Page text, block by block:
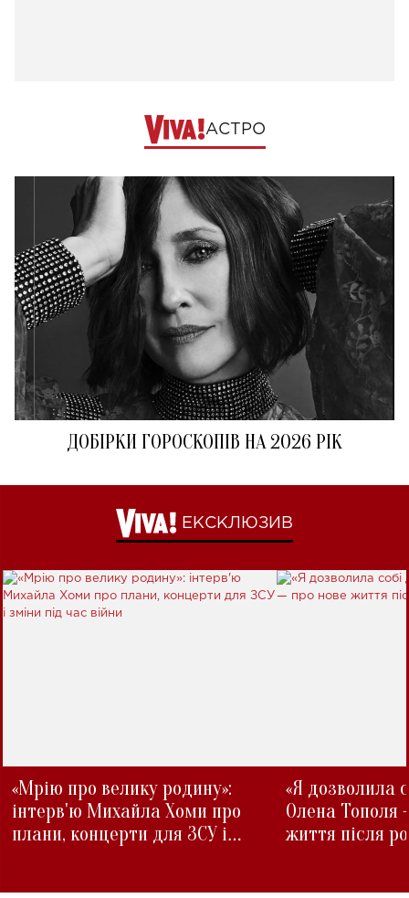
АСТРО
ДОБІРКИ ГОРОСКОПІВ НА 2026 РІК
ЕКСКЛЮЗИВ
«Мрію про велику родину»:
інтерв'ю Михайла Хоми про
плани, концерти для ЗСУ і
«Я дозволила
Олена Тополя
життя після